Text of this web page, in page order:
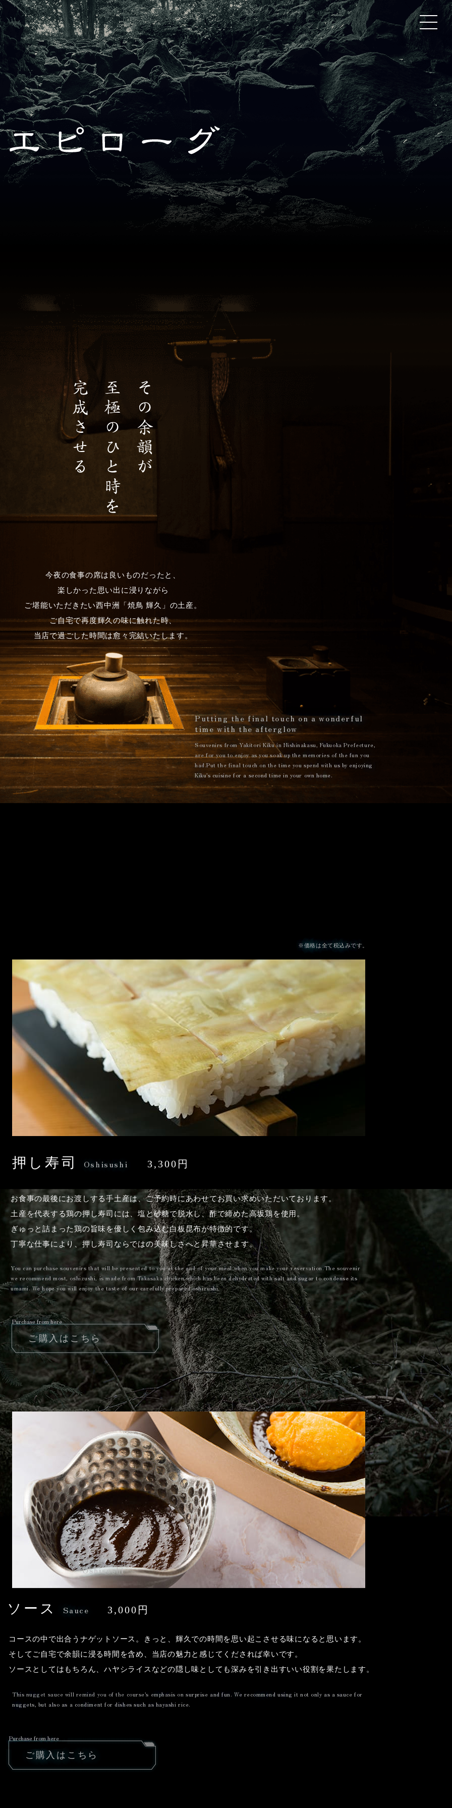
今夜の食事の席は良いものだったと、
楽しかった思い出に浸りながら
ご堪能いただきたい西中洲「焼鳥 輝久」の土産。
ご自宅で再度輝久の味に触れた時、
当店で過ごした時間は愈々完結いたします。
Putting the final touch on a wonderful
time with the afterglow
Souvenirs from Yakitori Kiku in Nishinakasu, Fukuoka Prefecture,
are for you to enjoy as you soak up the memories of the fun you
had.Put the final touch on the time you spend with us by enjoying
Kiku's cuisine for a second time in your own home.
※価格は全て税込みです。
押し寿司 Oshisushi 3,300円
お食事の最後にお渡しする手土産は、ご予約時にあわせてお買い求めいただいております。
土産を代表する鶏の押し寿司には、塩と砂糖で脱水し、酢で締めた高坂鶏を使用。
ぎゅっと詰まった鶏の旨味を優しく包み込む白板昆布が特徴的です。
丁寧な仕事により、押し寿司ならではの美味しさへと昇華させます。
You can purchase souvenirs that will be presented to you at the end of your meal when you make your reservation.The souvenir
we recommend most, oshizushi, is made from Takasaka chicken which has been dehydrated with salt and sugar to condense its
umami. We hope you will enjoy the taste of our carefully prepared oshizushi.
Purchase from here
ご購入はこちら
ソース Sauce 3,000円
コースの中で出合うナゲットソース。きっと、輝久での時間を思い起こさせる味になると思います。
そしてご自宅で余韻に浸る時間を含め、当店の魅力と感じてくだされば幸いです。
ソースとしてはもちろん、ハヤシライスなどの隠し味としても深みを引き出すいい役割を果たします。
This nugget sauce will remind you of the course's emphasis on surprise and fun. We recommend using it not only as a sauce for
nuggets, but also as a condiment for dishes such as hayashi rice.
Purchase from here
ご購入はこちら